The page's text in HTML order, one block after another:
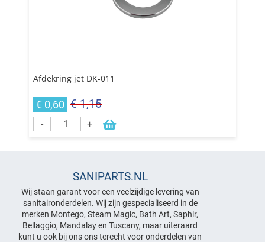
Afdekring jet DK-011
€ 0,60 € 1,15
- +
SANIPARTS.NL
Wij staan garant voor een veelzijdige levering van
sanitaironderdelen. Wij zijn gespecialiseerd in de
merken Montego, Steam Magic, Bath Art, Saphir,
Bellaggio, Mandalay en Tuscany, maar uiteraard
kunt u ook bij ons ons terecht voor onderdelen van